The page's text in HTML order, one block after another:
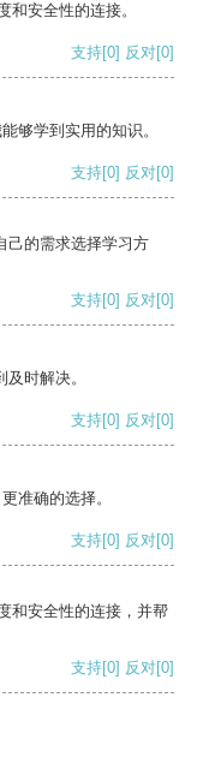
安全性的连接。
支持[0] 反对[0]
够学到实用的知识。
支持[0] 反对[0]
己的需求选择学习方
支持[0] 反对[0]
时解决。
支持[0] 反对[0]
准确的选择。
支持[0] 反对[0]
和安全性的连接，并帮
支持[0] 反对[0]